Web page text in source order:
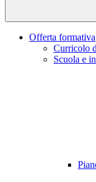
Offerta formativa
Curricolo
Scuola e